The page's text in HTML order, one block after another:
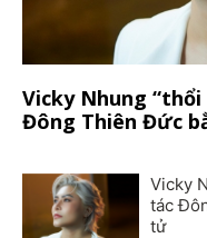
Vicky Nhung
Đông Thiên Đức
Vicky
tác
tử